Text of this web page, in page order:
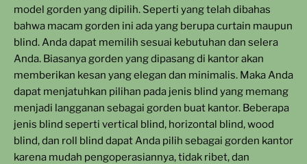
model gorden yang dipilih. Seperti yang telah dibahas
bahwa macam gorden ini ada yang berupa curtain maupun
blind. Anda dapat memilih sesuai kebutuhan dan selera
Anda. Biasanya gorden yang dipasang di kantor akan
memberikan kesan yang elegan dan minimalis. Maka Anda
dapat menjatuhkan pilihan pada jenis blind yang memang
menjadi langganan sebagai gorden buat kantor. Beberapa
jenis blind seperti vertical blind, horizontal blind, wood
blind, dan roll blind dapat Anda pilih sebagai gorden kantor
karena mudah pengoperasiannya, tidak ribet, dan